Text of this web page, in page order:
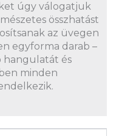
úgy válogatjuk
összhatást
az üvegen
egyforma darab –
hangulatát és
minden